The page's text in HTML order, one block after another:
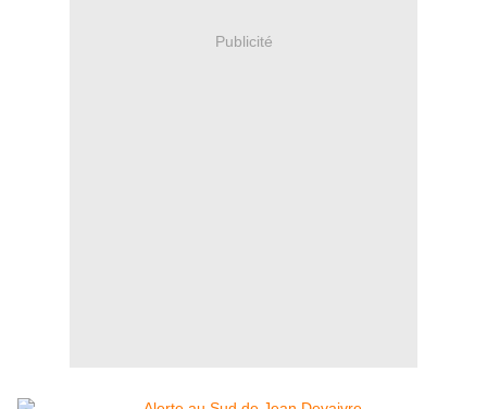
Publicité